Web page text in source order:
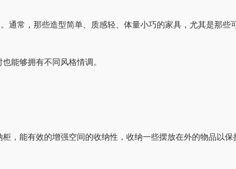
常，那些造型简单、质感轻、体量小巧的家具，尤其是那些
能够拥有不同风格情调。
能有效的增强空间的收纳性，收纳一些摆放在外的物品以保